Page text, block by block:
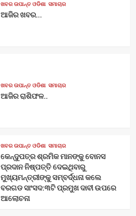
ଖବର ଉପାନ୍ତ ଓଡିଶା ସମାଚାର
ଆଜିର ଖବର…
ଖବର ଉପାନ୍ତ ଓଡିଶା ସମାଚାର
ଆଜିର ରାଶିଫଳ..
ଖବର ଉପାନ୍ତ ଓଡିଶା ସମାଚାର
କେନ୍ଦୁପତ୍ର ଶ୍ରମିକ ମାନଙ୍କୁ ବୋନସ
ପ୍ରଦାନ ନିଷ୍ପତ୍ତି ଦେଇଥିବାରୁ
ମୁଖ୍ୟମନ୍ତ୍ରୀଙ୍କୁ ସମ୍ବର୍ଦ୍ଧନା କଲେ
ବରଗଡ ସାଂସଦ:୩ଟି ପ୍ରମୁଖ ଦାବୀ ଉପରେ
ଆଲୋଚନା